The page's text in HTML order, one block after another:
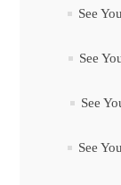
See
See
See
See